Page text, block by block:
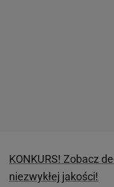
KONKURS! Zobacz
niezwykłej jakości!